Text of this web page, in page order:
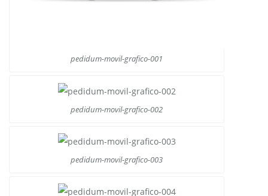
pedidum-movil-grafico-001
pedidum-movil-grafico-002
pedidum-movil-grafico-003